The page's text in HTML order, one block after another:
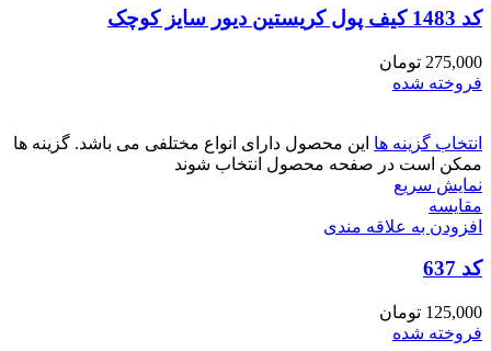
کد 1483 کیف پول کریستین دیور سایز کوچک
275,000 تومان
فروخته شده
انتخاب گزینه ها این محصول دارای انواع مختلفی می باشد. گزینه ها
ممکن است در صفحه محصول انتخاب شوند
نمایش سریع
مقايسه
افزودن به علاقه مندی
کد 637
125,000 تومان
فروخته شده